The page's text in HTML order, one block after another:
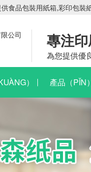
食品包裝用紙箱,彩印包
專注
為您提供優
） 產品（PǏN